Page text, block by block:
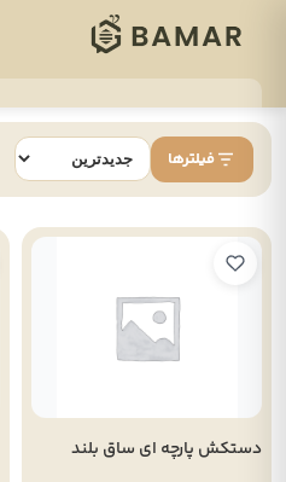
فیلترها
دستکش پارچه ای ساق بلند